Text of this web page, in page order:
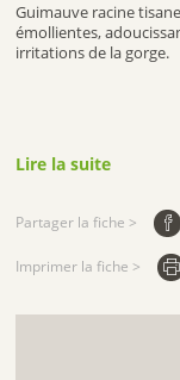
Guimauve racine
émollientes,
irritations de la gorge.
Lire la suite
Partager la fiche >
Imprimer la fiche >